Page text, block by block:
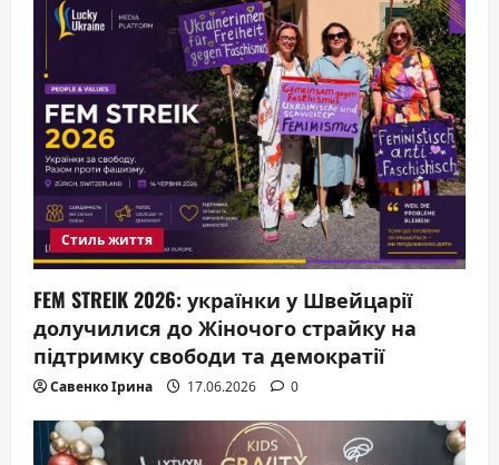
t
o
n
Стиль життя
FEM STREIK 2026: українки у Швейцарії
долучилися до Жіночого страйку на
підтримку свободи та демократії
Савенко Ірина 17.06.2026 0